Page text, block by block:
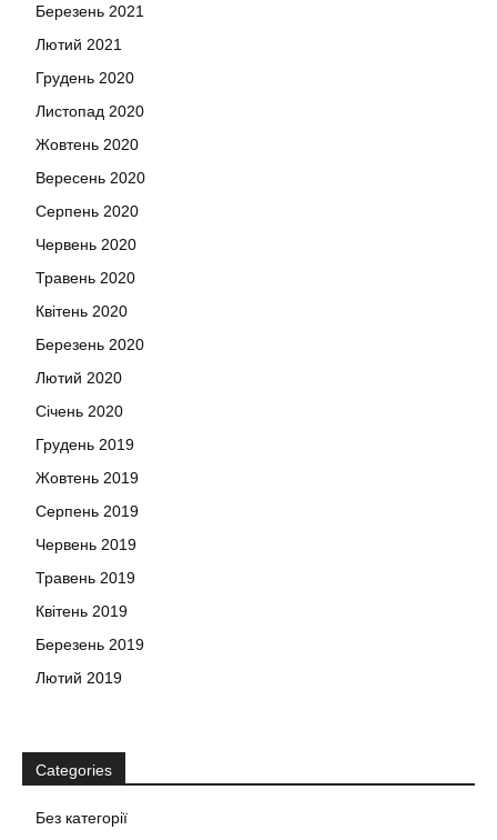
Березень 2021
Лютий 2021
Грудень 2020
Листопад 2020
Жовтень 2020
Вересень 2020
Серпень 2020
Червень 2020
Травень 2020
Квітень 2020
Березень 2020
Лютий 2020
Січень 2020
Грудень 2019
Жовтень 2019
Серпень 2019
Червень 2019
Травень 2019
Квітень 2019
Березень 2019
Лютий 2019
Categories
Без категорії